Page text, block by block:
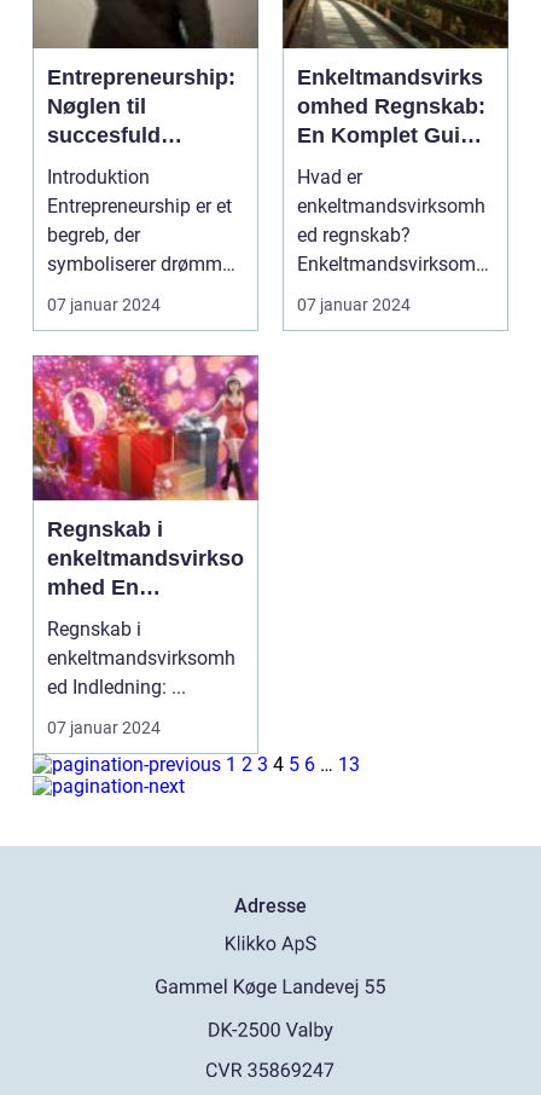
Entrepreneurship:
Nøglen til
succesfuld
iværksætteri
Introduktion
Entrepreneurship er et
begreb, der
symboliserer drømmen
om at skabe noget fra
bunden o...
07 januar 2024
Enkeltmandsvirks
omhed Regnskab:
En Komplet Guide
til Succes
Hvad er
enkeltmandsvirksomh
ed regnskab?
Enkeltmandsvirksomh
ed regnskab refererer
til den økonomiske...
07 januar 2024
Regnskab i
enkeltmandsvirkso
mhed En
omfattende
oversigt
Regnskab i
enkeltmandsvirksomh
ed Indledning: ...
07 januar 2024
1 2 3 4 5 6 … 13
Adresse